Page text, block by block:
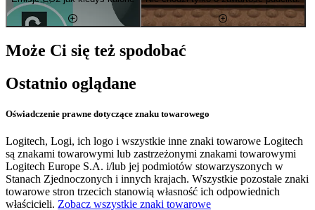
Może Ci się też spodobać
Ostatnio oglądane
Oświadczenie prawne dotyczące znaku towarowego
Logitech, Logi, ich logo i wszystkie inne znaki towarowe Logitech
są znakami towarowymi lub zastrzeżonymi znakami towarowymi
Logitech Europe S.A. i/lub jej podmiotów stowarzyszonych w
Stanach Zjednoczonych i innych krajach. Wszystkie pozostałe znaki
towarowe stron trzecich stanowią własność ich odpowiednich
właścicieli. Zobacz wszystkie znaki towarowe